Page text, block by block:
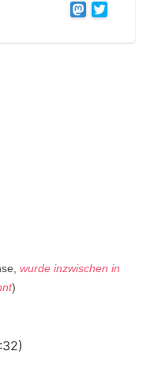
wurde inzwischen in
)